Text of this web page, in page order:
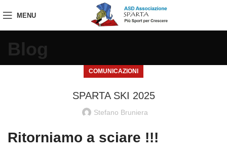
MENU
Blog
COMUNICAZIONI
SPARTA SKI 2025
Stefano Bruniera
Ritorniamo a sciare !!!